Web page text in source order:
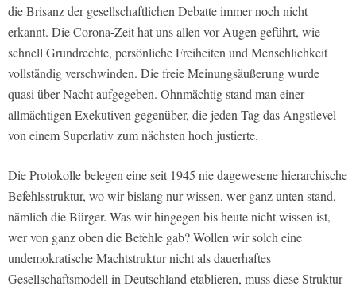
die Brisanz der gesellschaftlichen Debatte immer noch nicht
erkannt. Die Corona-Zeit hat uns allen vor Augen geführt, wie
schnell Grundrechte, persönliche Freiheiten und Menschlichkeit
vollständig verschwinden. Die freie Meinungsäußerung wurde
quasi über Nacht aufgegeben. Ohnmächtig stand man einer
allmächtigen Exekutiven gegenüber, die jeden Tag das Angstlevel
von einem Superlativ zum nächsten hoch justierte.
Die Protokolle belegen eine seit 1945 nie dagewesene hierarchische
Befehlsstruktur, wo wir bislang nur wissen, wer ganz unten stand,
nämlich die Bürger. Was wir hingegen bis heute nicht wissen ist,
wer von ganz oben die Befehle gab? Wollen wir solch eine
undemokratische Machtstruktur nicht als dauerhaftes
Gesellschaftsmodell in Deutschland etablieren, muss diese Struktur